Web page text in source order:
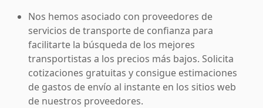
Nos hemos asociado con proveedores de
servicios de transporte de confianza para
facilitarte la búsqueda de los mejores
transportistas a los precios más bajos. Solicita
cotizaciones gratuitas y consigue estimaciones
de gastos de envío al instante en los sitios web
de nuestros proveedores.